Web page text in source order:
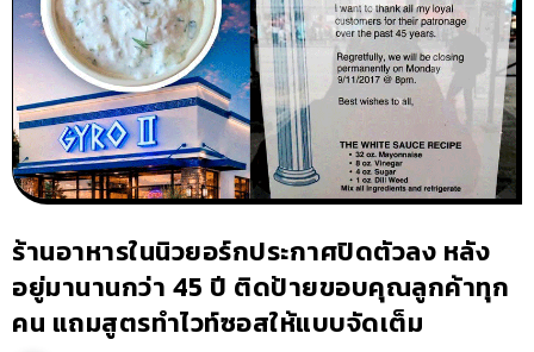
ร้านอาหารในนิวยอร์กประกาศปิดตัวลง หลัง
อยู่มานานกว่า 45 ปี ติดป้ายขอบคุณลูกค้าทุก
คน แถมสูตรทำไวท์ซอสให้แบบจัดเต็ม